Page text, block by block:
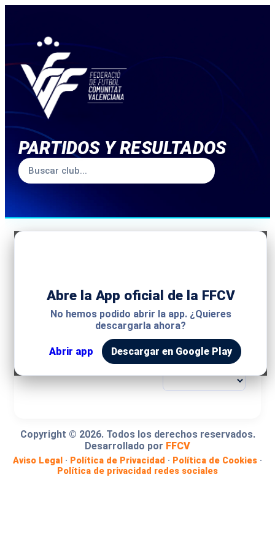
PARTIDOS Y RESULTADOS
Abre la App oficial de la FFCV
No hemos podido abrir la app. ¿Quieres
descargarla ahora?
Abrir app Descargar en Google Play
MODALIDAD
COMPETICIÓN
GRUPO
Copyright © 2026. Todos los derechos reservados.
Desarrollado por FFCV
Aviso Legal · Política de Privacidad · Política de Cookies ·
Política de privacidad redes sociales